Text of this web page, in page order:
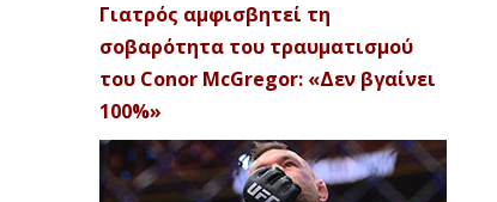
Γιατρός αμφισβητεί τη
σοβαρότητα του τραυματισμού
του Conor McGregor: «Δεν βγαίνει
100%»